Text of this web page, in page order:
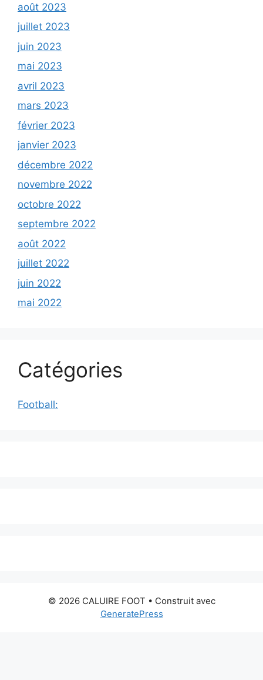
août 2023
juillet 2023
juin 2023
mai 2023
avril 2023
mars 2023
février 2023
janvier 2023
décembre 2022
novembre 2022
octobre 2022
septembre 2022
août 2022
juillet 2022
juin 2022
mai 2022
Catégories
Football:
© 2026 CALUIRE FOOT • Construit avec
GeneratePress